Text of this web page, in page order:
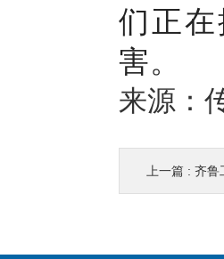
们正
害。
来源：
上一篇 : 齐鲁